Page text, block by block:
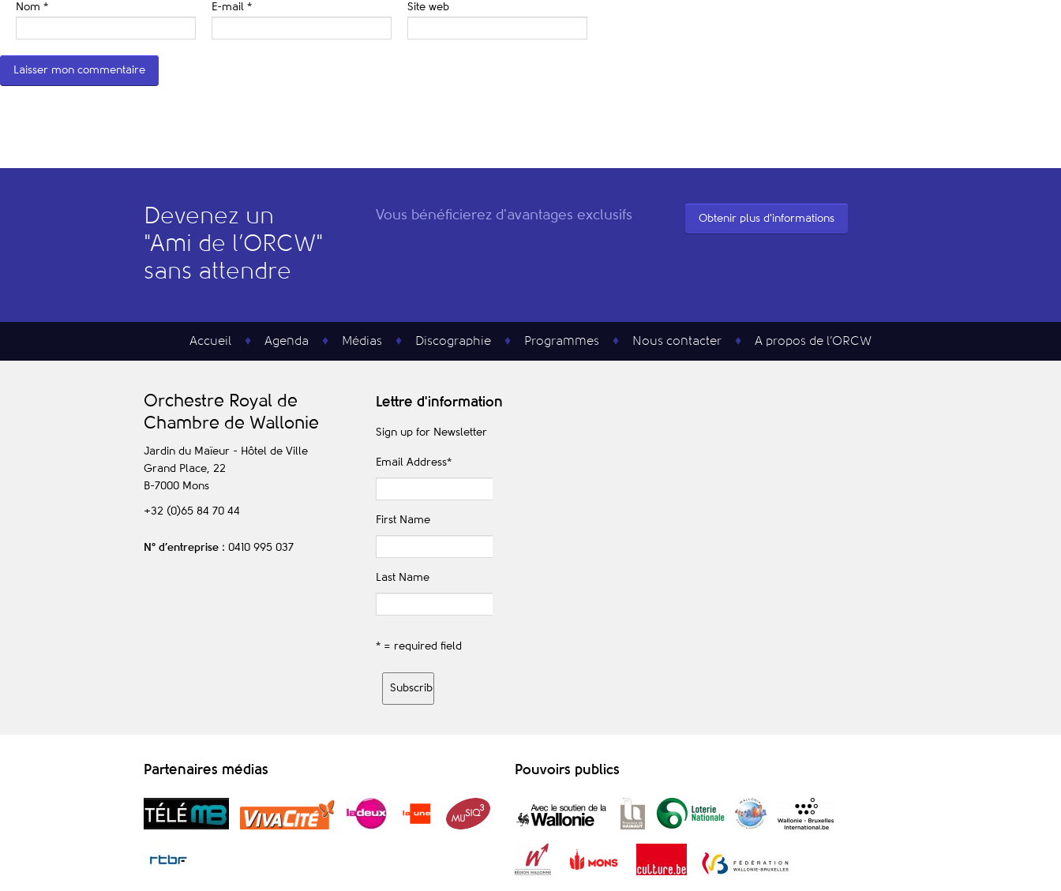
Nom * E-mail * Site web
Devenez un
"Ami de l’ORCW"
sans attendre
Vous bénéficierez d'avantages exclusifs Obtenir plus d'informations
Accueil Agenda Médias Discographie Programmes Nous contacter A propos de l’ORCW
Orchestre Royal de
Chambre de Wallonie
Jardin du Maïeur - Hôtel de Ville
Grand Place, 22
B-7000 Mons
+32 (0)65 84 70 44
N° d’entreprise : 0410 995 037
Lettre d'information
Sign up for Newsletter
Email Address*
First Name
Last Name
* = required field
Partenaires médias Pouvoirs publics